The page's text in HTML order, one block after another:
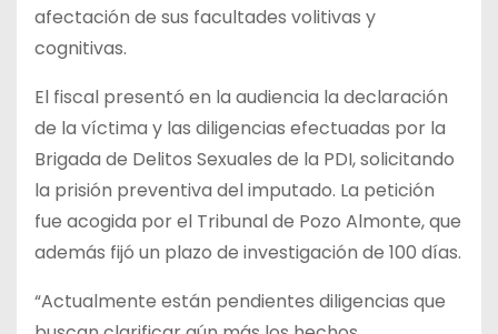
afectación de sus facultades volitivas y
cognitivas.
El fiscal presentó en la audiencia la declaración
de la víctima y las diligencias efectuadas por la
Brigada de Delitos Sexuales de la PDI, solicitando
la prisión preventiva del imputado. La petición
fue acogida por el Tribunal de Pozo Almonte, que
además fijó un plazo de investigación de 100 días.
“Actualmente están pendientes diligencias que